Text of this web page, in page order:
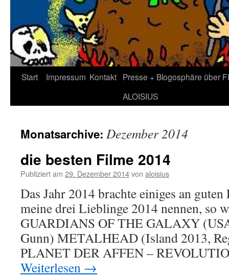
Zum
Start Impressum Kontakt Presse + Blogosphäre über
ALOISIUS
Monatsarchive: Dezember 2014
die besten Filme 2014
Publiziert am 29. Dezember 2014von aloisius
Das Jahr 2014 brachte einiges an
meine drei Lieblinge 2014 nennen, so
GUARDIANS OF THE GALAXY
Gunn) METALHEAD (Island 2013,
PLANET DER AFFEN –
Weiterlesen →